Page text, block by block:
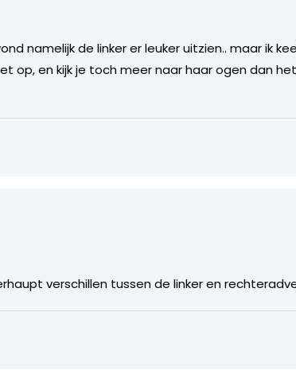
namelijk de linker er leuker uitzien.. maar ik
op, en kijk je toch meer naar haar ogen dan
verschillen tussen de linker en